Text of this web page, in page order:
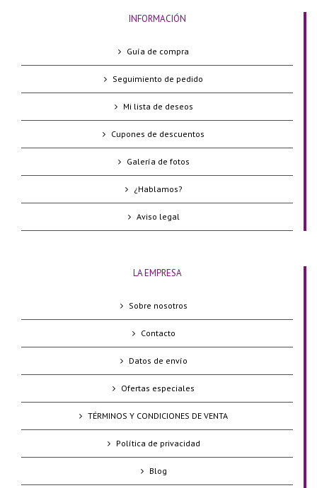
INFORMACIÓN
Guía de compra
Seguimiento de pedido
Mi lista de deseos
Cupones de descuentos
Galería de fotos
¿Hablamos?
Aviso legal
LA EMPRESA
Sobre nosotros
Contacto
Datos de envío
Ofertas especiales
TÉRMINOS Y CONDICIONES DE VENTA
Política de privacidad
Blog